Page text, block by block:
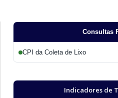
Consultas
CPI da Coleta de Lixo
Indicadores de